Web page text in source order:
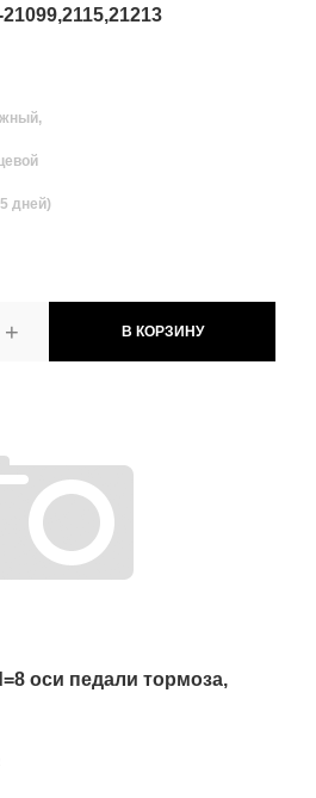
дней)
+ В КОРЗИНУ
оси педали тормоза,